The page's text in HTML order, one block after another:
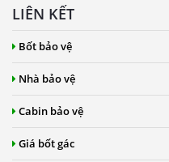
LIÊN KẾT
Bốt bảo vệ
Nhà bảo vệ
Cabin bảo vệ
Giá bốt gác